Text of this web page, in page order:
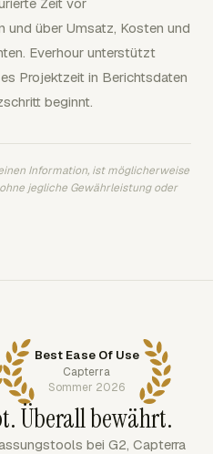
und über Umsatz, Kosten und
Everhour unterstützt
Projektzeit in Berichtsdaten
beginnt.
Information, ist möglicherweise
jegliche Gewährleistung oder
Best Ease Of Use
Capterra
Sommer 2026
Überall bewährt.
bei G2, Capterra